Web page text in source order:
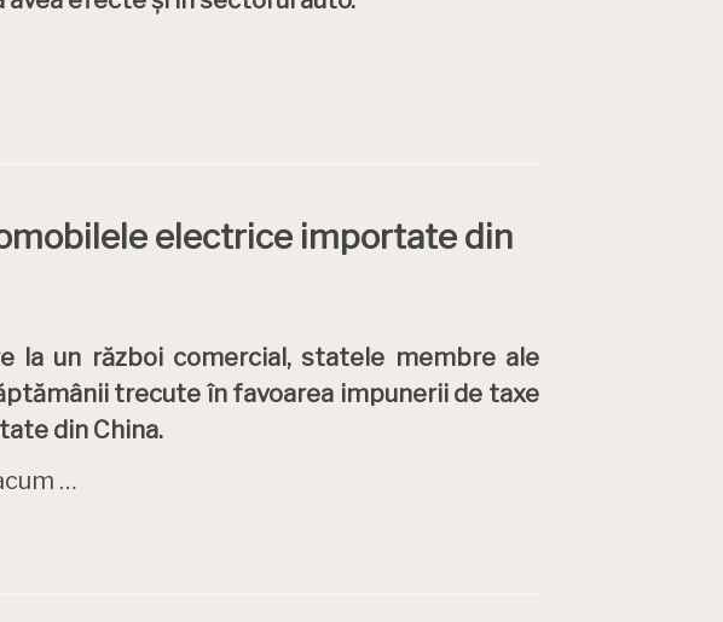
electrice importate din
la un război comercial, statele membre ale
trecute în favoarea impunerii de taxe
din China.
…